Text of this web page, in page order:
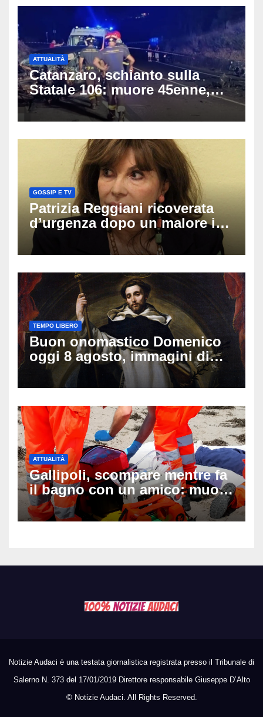
ATTUALITÀ
Catanzaro, schianto sulla
Statale 106: muore 45enne,
coinvolti un’auto, un suv e
una moto
GOSSIP E TV
Patrizia Reggiani ricoverata
d’urgenza dopo un malore in
vacanza: come sta oggi l’ex
Lady Gucci
TEMPO LIBERO
Buon onomastico Domenico
oggi 8 agosto, immagini di
auguri da condividere
ATTUALITÀ
Gallipoli, scompare mentre fa
il bagno con un amico: muore
a 19 anni dopo 45 minuti di
disperati tentativi di
Notizie Audaci è una testata giornalistica registrata presso il Tribunale di
Salerno N. 373 del 17/01/2019 Direttore responsabile Giuseppe D’Alto
© Notizie Audaci. All Rights Reserved.